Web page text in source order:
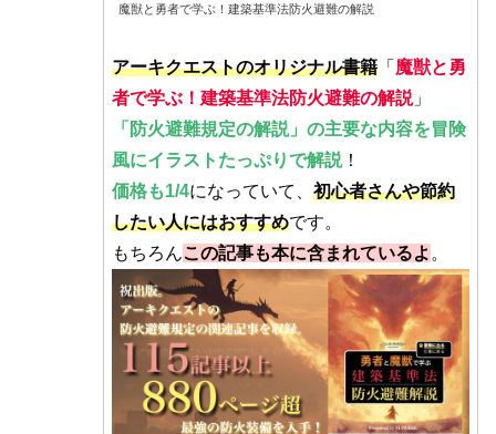
魔獣と勇者で学ぶ！建築基準法防火避難の解説
アーキクエストのオリジナル書籍「 魔獣と勇
者で学ぶ！建築基準法防火避難の解説」
「防火避難規定の解説」の主要な内容を冒険
風にイラストたっぷりで解説！
価格も1/4になっていて、 初心者さんや節約
したい人にはおすすめです。
もちろんこの記事も本に含まれているよ 。